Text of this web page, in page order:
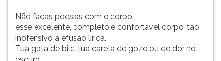
Não faças poesias com o corpo,
esse excelente, completo e confortável corpo, tão
inofensivo à efusão lírica.
Tua gota de bile, tua careta de gozo ou de dor no